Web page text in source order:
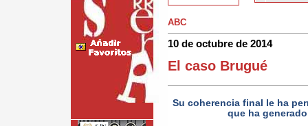
ABC
10 de octubre de 2014
El caso Brugué
Su coherencia final le ha
que ha